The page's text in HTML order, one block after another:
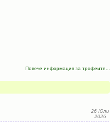
Повече информация за трофеите...
26 Юли
2026